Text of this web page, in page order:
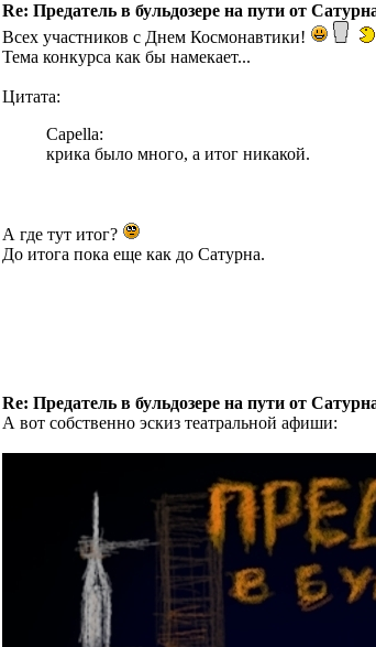
Re: Предатель в бульдозере на пути от
Всех участников с Днем Космонавтики!
Тема конкурса как бы намекает...
Цитата:
Capella:
крика было много, а итог никакой.
А где тут итог?
До итога пока еще как до Сатурна.
Re: Предатель в бульдозере на пути от
А вот собственно эскиз театральной афиши: